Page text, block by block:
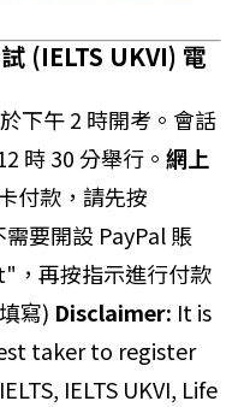
(IELTS UKVI) 電
下午 2 時開考。會話
時 30 分舉行。 網上
付款，請先按
要開設 PayPal 賬
，再按指示進行付款
寫) Disclaimer: It is
taker to register
IELTS UKVI, Life